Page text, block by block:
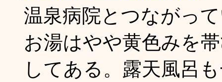
温泉病院とつながっ
お湯はやや黄色みを
してある。露天風呂